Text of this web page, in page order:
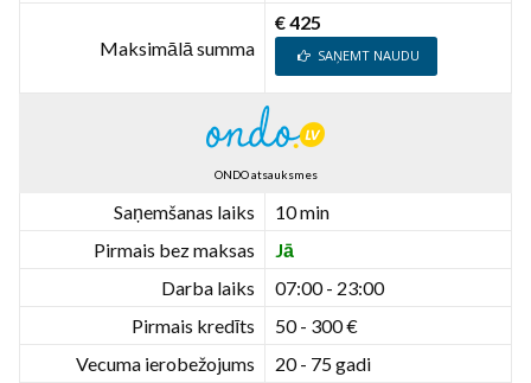
Maksimālā summa
€ 425
SAŅEMT NAUDU
ONDO atsauksmes
Saņemšanas laiks
10 min
Pirmais bez maksas
Jā
Darba laiks
07:00 - 23:00
Pirmais kredīts
50 - 300 €
Vecuma ierobežojums
20 - 75 gadi